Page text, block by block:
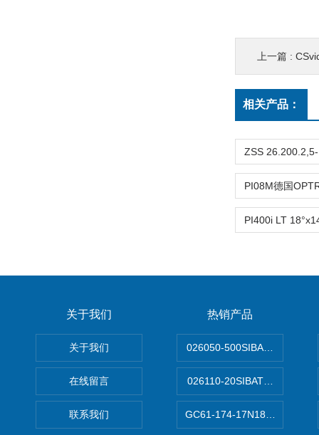
上一篇 :
相关产品：
关于我们
关于我们
在线留言
联系我们
热销产品
026050-500SIBATA 500mL
026110-20SIBATA柴田科学
GC61-174-